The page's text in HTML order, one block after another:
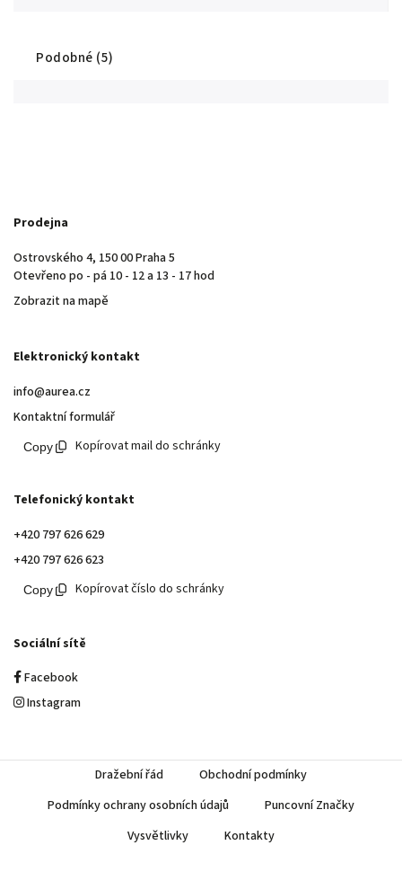
Podobné (5)
Prodejna
Ostrovského 4, 150 00 Praha 5
Otevřeno po - pá 10 - 12 a 13 - 17 hod
Zobrazit na mapě
Elektronický kontakt
info@aurea.cz
Kontaktní formulář
Kopírovat mail do schránky
Telefonický kontakt
+420 797 626 629
+420 797 626 623
Kopírovat číslo do schránky
Sociální sítě
Facebook
Instagram
Dražební řád
Obchodní podmínky
Podmínky ochrany osobních údajů
Puncovní Značky
Vysvětlivky
Kontakty